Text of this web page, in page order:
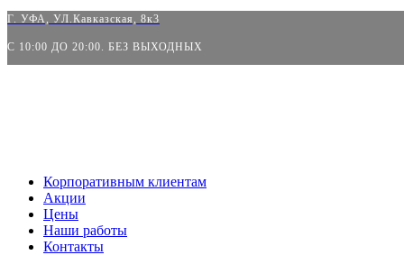
Г. УФА, УЛ.Кавказская, 8к3
С 10:00 ДО 20:00. БЕЗ ВЫХОДНЫХ
Корпоративным клиентам
Акции
Цены
Наши работы
Контакты